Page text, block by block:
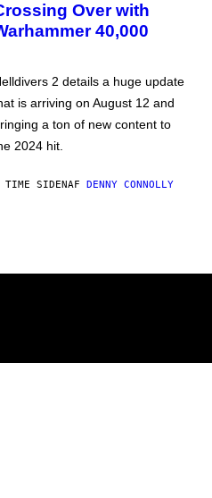
Over with
40,000
2 details a huge update
is arriving on August 12 and
a ton of new content to
2024 hit.
TIME SIDENAF DENNY CONNOLLY